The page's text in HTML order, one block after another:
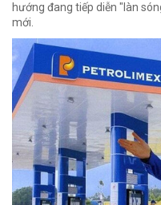
hướng đang tiếp diễn "làn
mới.